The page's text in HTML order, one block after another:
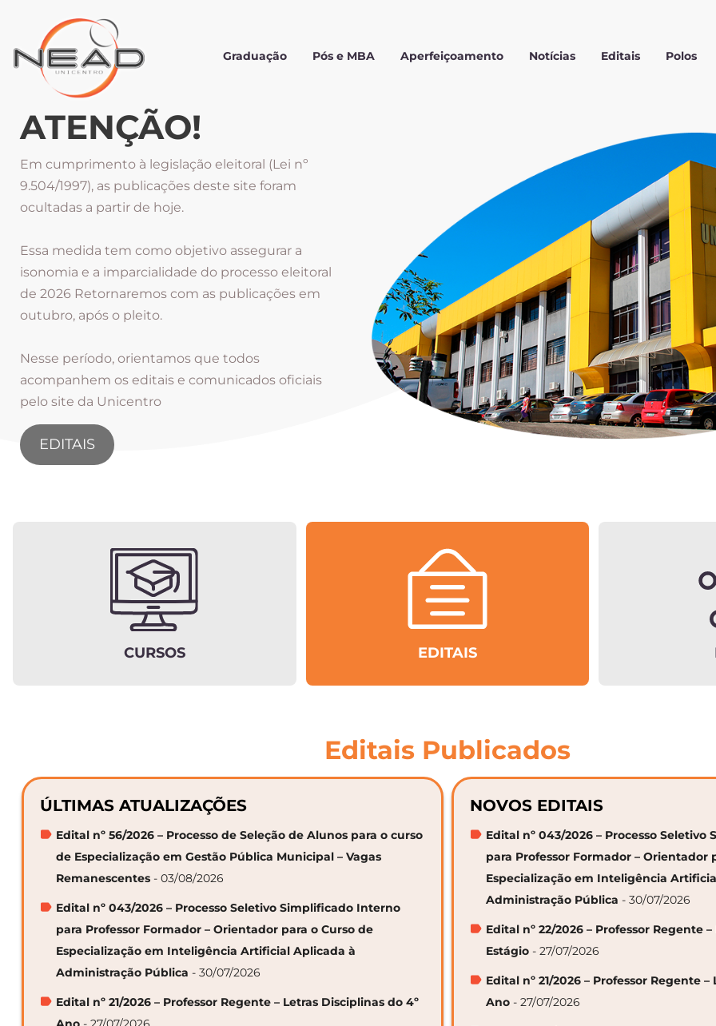
Graduação Pós e MBA Aperfeiçoamento Notícias Editais Polos
ATENÇÃO!
Em cumprimento à legislação eleitoral (Lei nº
9.504/1997), as publicações deste site foram
ocultadas a partir de hoje.
Essa medida tem como objetivo assegurar a
isonomia e a imparcialidade do processo eleitoral
de 2026 Retornaremos com as publicações em
outubro, após o pleito.
Nesse período, orientamos que todos
acompanhem os editais e comunicados oficiais
pelo site da Unicentro
EDITAIS
CURSOS EDITAIS
Editais Publicados
ÚLTIMAS ATUALIZAÇÕES
Edital nº 56/2026 – Processo de Seleção de Alunos para o curso
de Especialização em Gestão Pública Municipal – Vagas
Remanescentes - 03/08/2026
Edital nº 043/2026 – Processo Seletivo Simplificado Interno
para Professor Formador – Orientador para o Curso de
Especialização em Inteligência Artificial Aplicada à
Administração Pública - 30/07/2026
Edital nº 21/2026 – Professor Regente – Letras Disciplinas do 4º
NOVOS EDITAIS
Edital nº 043/2026 – Processo
para Professor Formador – Orientador
Especialização em Inteligência
Administração Pública - 30/07/2026
Edital nº 22/2026 – Professor Regente
Estágio - 27/07/2026
Edital nº 21/2026 – Professor Regente
Ano - 27/07/2026